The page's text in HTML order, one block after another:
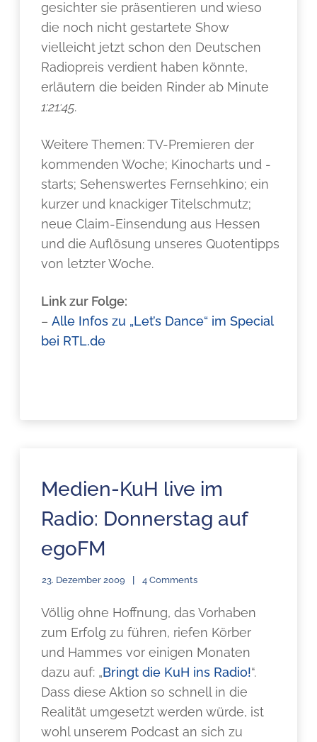
gesichter sie präsentieren und wieso
die noch nicht gestartete Show
vielleicht jetzt schon den Deutschen
Radiopreis verdient haben könnte,
erläutern die beiden Rinder ab Minute
1:21:45.
Weitere Themen: TV-Premieren der
kommenden Woche; Kinocharts und -
starts; Sehenswertes Fernsehkino; ein
kurzer und knackiger Titelschmutz;
neue Claim-Einsendung aus Hessen
und die Auflösung unseres Quotentipps
von letzter Woche.
Link zur Folge:
–Alle Infos zu „Let’s Dance“ im Special
bei RTL.de
Medien-KuH live im
Radio: Donnerstag auf
egoFM
23. Dezember 2009 4 Comments
Völlig ohne Hoffnung, das Vorhaben
zum Erfolg zu führen, riefen Körber
und Hammes vor einigen Monaten
dazu auf: „Bringt die KuH ins Radio!“.
Dass diese Aktion so schnell in die
Realität umgesetzt werden würde, ist
wohl unserem Podcast an sich zu